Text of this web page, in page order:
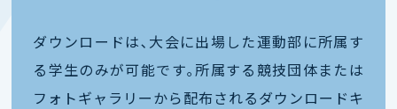
ダウンロードは､大会に出場した運動部に所属す
る学生のみが可能です｡所属する競技団体または
フォトギャラリーから配布されるダウンロードキ